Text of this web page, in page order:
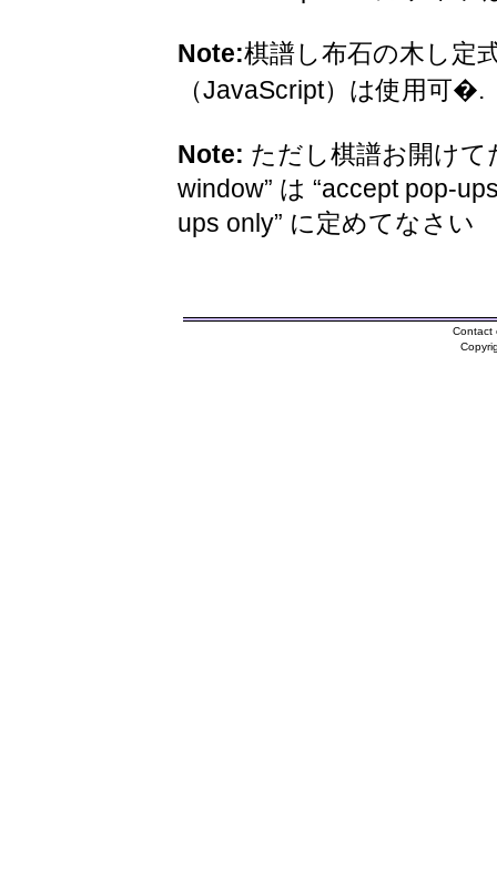
Note:棋譜し布石の木し定
（JavaScript）は使用可�.
Note: ただし棋譜お開けて
window” は “accept pop-
ups only” に定めてなさい
Contact